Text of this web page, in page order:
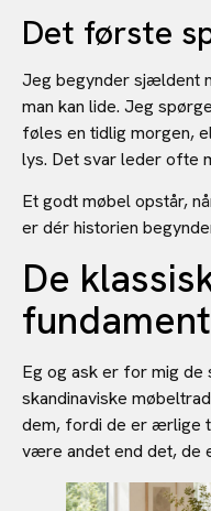
Det første
Jeg begynder sjældent
man kan lide. Jeg
føles en tidlig morgen,
lys. Det svar leder ofte
Et godt møbel opstår,
er dér historien
De
Eg og ask er for mig de
skandinaviske
dem, fordi de er ærlige
være andet end det, de